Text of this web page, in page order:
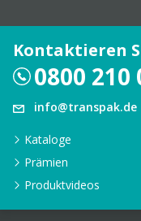
Kontaktieren
0800 210
info@transpak.de
Kataloge
Prämien
Produktvideos